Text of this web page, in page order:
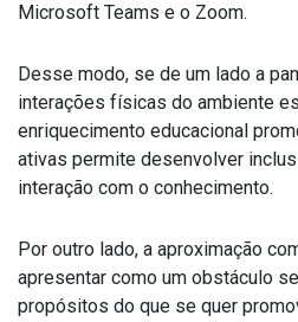
Microsoft Teams e o Zoom.
Desse modo, se de um lado a
interações físicas do ambiente
enriquecimento educacional
ativas permite desenvolver
interação com o conhecimento.
Por outro lado, a aproximação
apresentar como um obstáculo
propósitos do que se quer